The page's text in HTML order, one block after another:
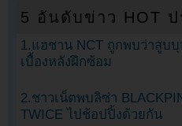
5 อันดับข่าว HOT ป
1.แฮชาน NCT ถูกพบว่าสูบ
เบื้องหลังฝึกซ้อม
2.ชาวเน็ตพบลิซ่า
TWICE ไปช้อปปิ้งด้วยกัน